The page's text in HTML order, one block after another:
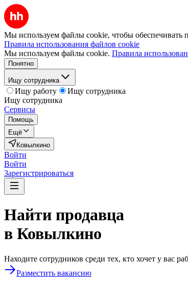
Мы используем файлы cookie, чтобы обеспечивать
Правила использования файлов cookie
Мы используем файлы cookie. Правила
Понятно
Ищу сотрудника
Ищу работу
Ищу сотрудника
Ищу сотрудника
Сервисы
Помощь
Ещё
Ковылкино
Войти
Войти
Зарегистрироваться
Найти продавца
в Ковылкино
Находите сотрудников среди тех, кто хочет у вас
Разместить вакансию